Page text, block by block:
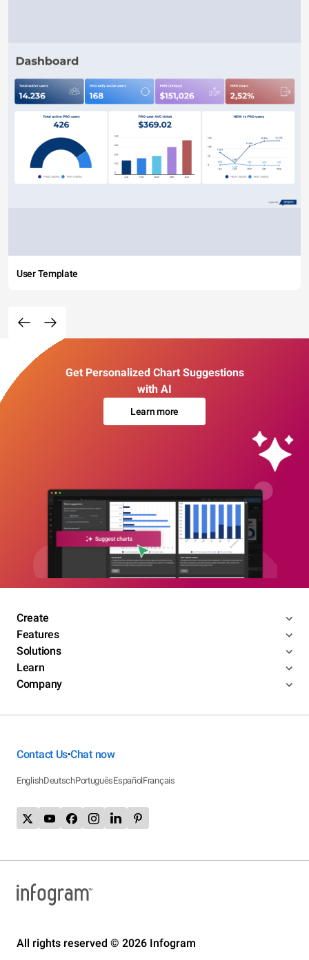
User Template
Get Personalized Chart Suggestions
with AI
Learn more
Create
Features
Solutions
Learn
Company
Contact Us•Chat now
EnglishDeutschPortuguêsEspañolFrançais
All rights reserved © 2026 Infogram